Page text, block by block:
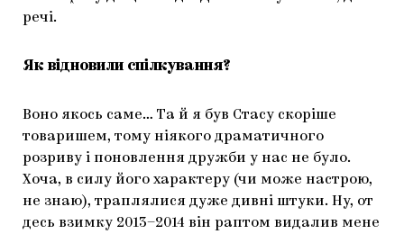
речі.
Як відновили спілкування?
Воно якось саме… Та й я був Стасу скоріше
товаришем, тому ніякого драматичного
розриву і поновлення дружби у нас не було.
Хоча, в силу його характеру (чи може настрою,
не знаю), траплялися дуже дивні штуки. Ну, от
десь взимку 2013–2014 він раптом видалив мене